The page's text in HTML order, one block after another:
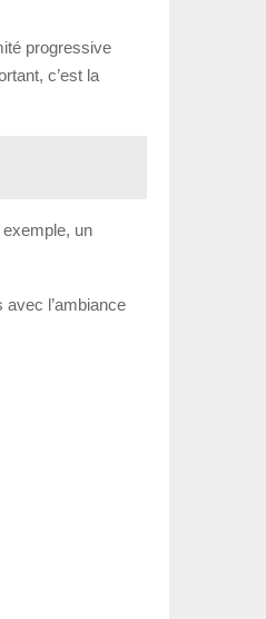
progressive
c’est la
un
l’ambiance